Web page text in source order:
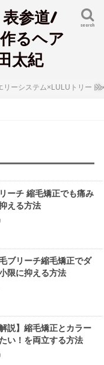
参道/
るヘア
太紀
search
リーシステム×LULUトリート
ーチ 縮毛矯正でも痛み
える方法
ブリーチ縮毛矯正でダ
限に抑える方法
説】縮毛矯正とカラー
い！を両立する方法